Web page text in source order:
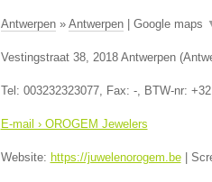
Antwerpen» Antwerpen| Google maps
Vestingstraat 38, 2018 Antwerpen(
Tel: 003232323077, Fax: -, BTW-nr:
E-mail › OROGEM Jewelers
Website: https://juwelenorogem.be|